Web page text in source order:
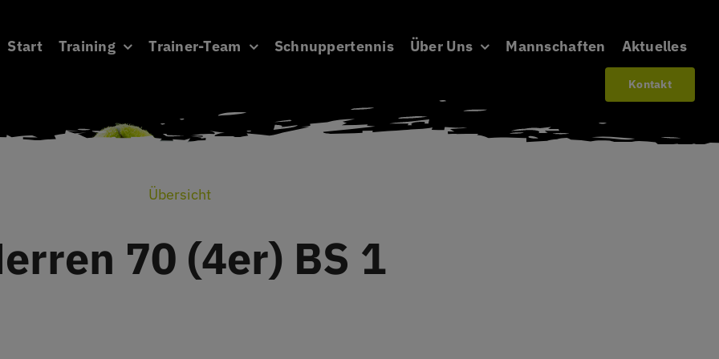
Start Training Trainer-Team Schnuppertennis Über Uns Mannschaften Aktuelles
Kontakt
Übersicht
70 (4er) BS 1